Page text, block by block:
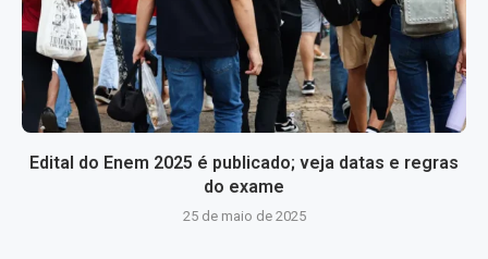
Edital do Enem 2025 é publicado; veja datas e regras
do exame
25 de maio de 2025